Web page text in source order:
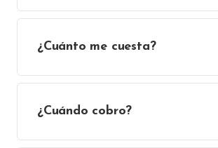
¿Cuánto me cuesta?
¿Cuándo cobro?